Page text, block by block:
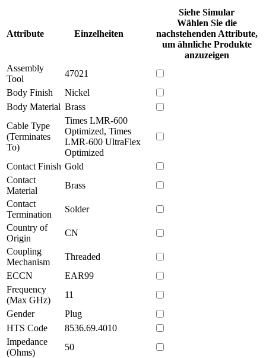
Attribute Einzelheiten
Siehe Simular
Wählen Sie die
nachstehenden Attribute,
um ähnliche Produkte
anzuzeigen
Assembly
Tool
47021
Body Finish
Nickel
Body Material Brass
Cable Type
(Terminates
To)
Times LMR-600
Optimized, Times
LMR-600 UltraFlex
Optimized
Contact Finish Gold
Contact
Material
Brass
Contact
Termination
Solder
Country of
Origin
CN
Coupling
Mechanism
Threaded
ECCN
EAR99
Frequency
(Max GHz)
11
Gender
Plug
HTS Code
8536.69.4010
Impedance
(Ohms)
50